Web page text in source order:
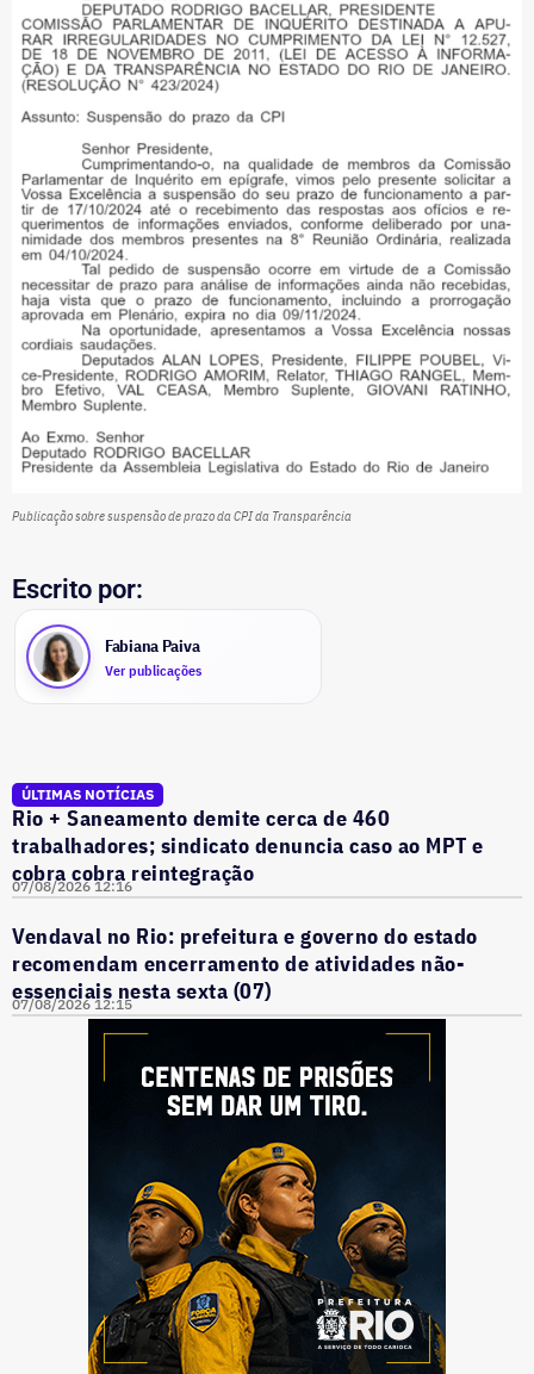
Publicação sobre suspensão de prazo da CPI da Transparência
Escrito por:
Fabiana Paiva
Ver publicações
ÚLTIMAS NOTÍCIAS
Rio + Saneamento demite cerca de 460
trabalhadores; sindicato denuncia caso ao MPT e
cobra cobra reintegração
07/08/2026 12:16
Vendaval no Rio: prefeitura e governo do estado
recomendam encerramento de atividades não-
essenciais nesta sexta (07)
07/08/2026 12:15